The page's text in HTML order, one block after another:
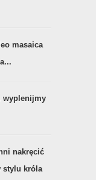
masaica
wyplenijmy
nakręcić
stylu króla